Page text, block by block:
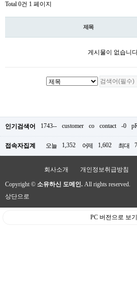
Total 0건 1 페이지
제목
게시물이 없습니
인기검색어 1743-- customer co contact -0
접속자집계 오늘 1,352 어제 1,602 최대
회사소개 개인정보취급방침
Copyright © 소유하신 도메인. All rights reserved.
상단으로
PC 버전으로 보기